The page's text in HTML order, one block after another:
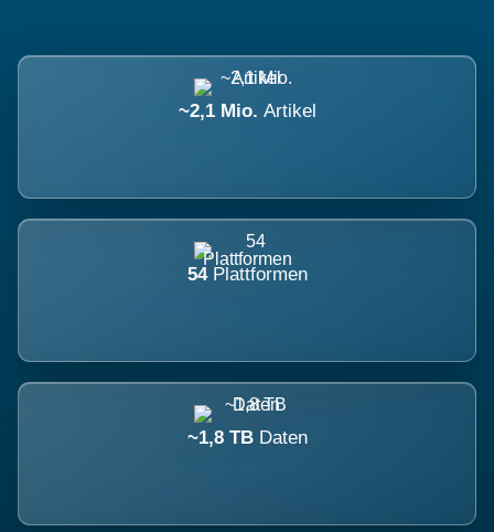
~2,1 Mio. Artikel
54 Plattformen
~1,8 TB Daten